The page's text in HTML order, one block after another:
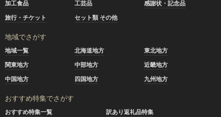
加工食品
工芸品
感謝状・記念品
旅行・チケット
セット類 その他
地域でさがす
地域一覧 北海道地方
東北地方
関東地方
中部地方
近畿地方
中国地方
四国地方 九州地方
おすすめ特集でさがす
おすすめ特集一覧
訳あり返礼品特集